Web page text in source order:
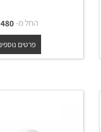
כיור מונח חרס
56.5/36.5/14.5 ס"מ לבן מבריק
החל מ- ₪480